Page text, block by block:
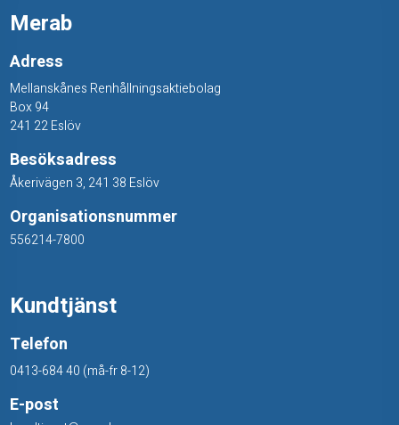
Merab
Adress
Mellanskånes Renhållningsaktiebolag
Box 94
241 22 Eslöv
Besöksadress
Åkerivägen 3, 241 38 Eslöv
Organisationsnummer
556214-7800
Kundtjänst
Telefon
0413-684 40 (må-fr 8-12)
E-post